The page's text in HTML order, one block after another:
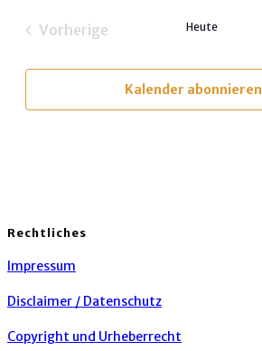
Vorherige
Heute
Kalender abonnieren
Rechtliches
Impressum
Disclaimer / Datenschutz
Copyright und Urheberrecht